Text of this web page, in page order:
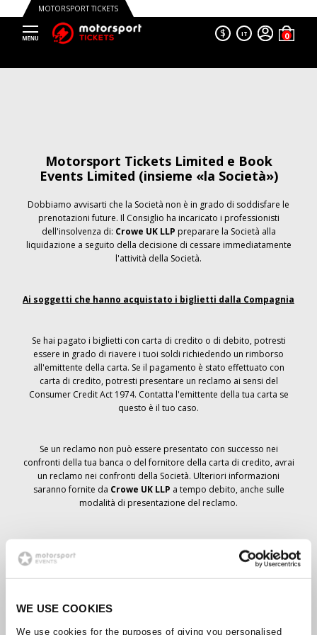
WE USE COOKIES
We use cookies for the purposes of giving you personalised
MOTORSPORT TICKETS
$ IT
Motorsport Tickets Limited e Book
Events Limited (insieme «la Società»)
Dobbiamo avvisarti che la Società non è in grado di soddisfare le
prenotazioni future. Il Consiglio ha incaricato i professionisti
dell'insolvenza di: Crowe UK LLP preparare la Società alla
liquidazione a seguito della decisione di cessare immediatamente
l'attività della Società.
Ai soggetti che hanno acquistato i biglietti dalla Compagnia
Se hai pagato i biglietti con carta di credito o di debito, potresti
essere in grado di riavere i tuoi soldi richiedendo un rimborso
all'emittente della carta. Se il pagamento è stato effettuato con
carta di credito, potresti presentare un reclamo ai sensi del
Consumer Credit Act 1974. Contatta l'emittente della tua carta se
questo è il tuo caso.
Se un reclamo non può essere presentato con successo nei
confronti della tua banca o del fornitore della carta di credito, avrai
un reclamo nei confronti della Società. Ulteriori informazioni
saranno fornite da Crowe UK LLP a tempo debito, anche sulle
modalità di presentazione del reclamo.
del biglietto, la prenotazione non è stata cancellata e si prevede
che riceverai i biglietti ordinati a tempo debito. La direzione della